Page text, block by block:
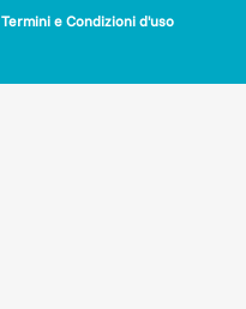
Termini e Condizioni d'uso